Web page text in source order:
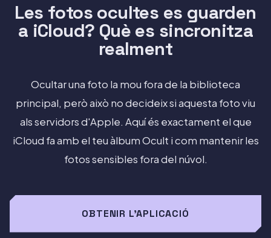
Les fotos ocultes es guarden
a iCloud? Què es sincronitza
realment
Ocultar una foto la mou fora de la biblioteca
principal, però això no decideix si aquesta foto viu
als servidors d'Apple. Aquí és exactament el que
iCloud fa amb el teu àlbum Ocult i com mantenir les
fotos sensibles fora del núvol.
OBTENIR L'APLICACIÓ